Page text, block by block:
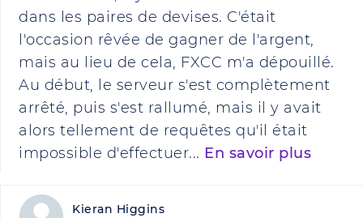
dans les paires de devises. C'était
l'occasion rêvée de gagner de l'argent,
mais au lieu de cela, FXCC m'a dépouillé.
Au début, le serveur s'est complètement
arrêté, puis s'est rallumé, mais il y avait
alors tellement de requêtes qu'il était
impossible d'effectuer... En savoir plus
Kieran Higgins